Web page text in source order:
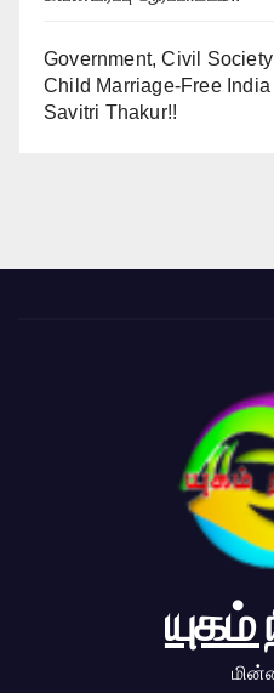
Government, Civil
Child Marriage-Free
Savitri Thakur!!
யுகம்